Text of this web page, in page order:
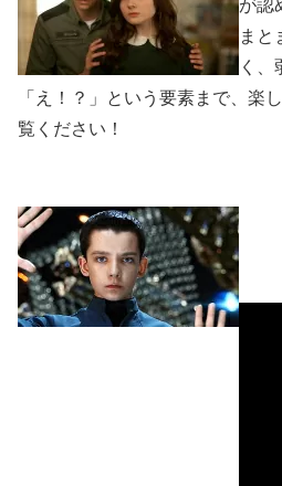
が認
まと
く、
「え！？」という要素まで、楽
覧ください！